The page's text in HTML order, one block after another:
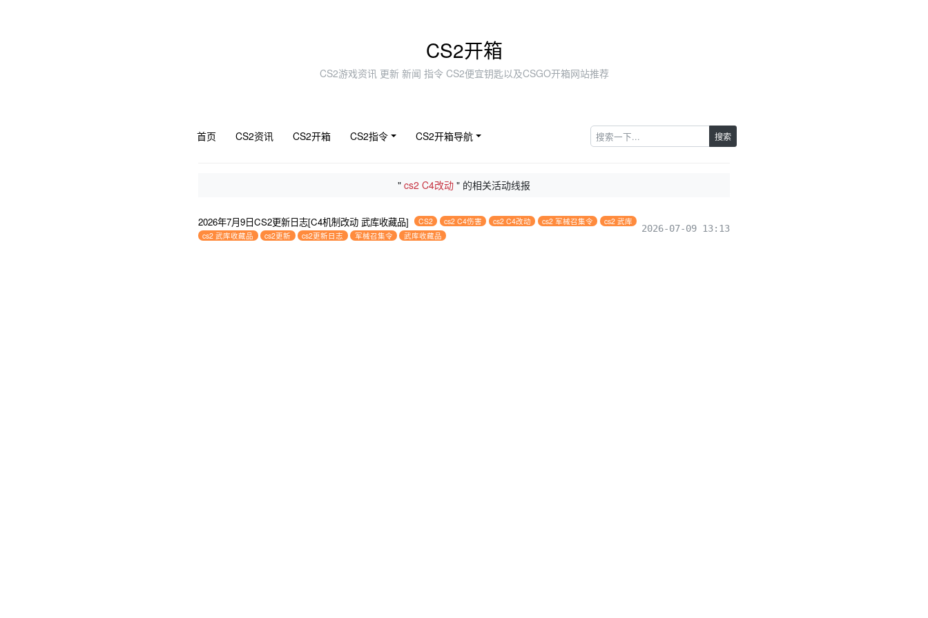
CS2开箱
CS2游戏资讯 更新 新闻 指令 CS2便宜钥匙以及CSGO开箱网站推荐
首页 CS2资讯 CS2开箱 CS2指令 CS2开箱导航 搜索
" cs2 C4改动 " 的相关活动线报
2026年7月9日CS2更新日志[C4机制改动 武库收藏品] CS2 cs2 C4伤害 cs2 C4改动 cs2 军械召集令
cs2 武库
cs2 武库收藏品
cs2更新 cs2更新日志 军械召集令 武库收藏品
2026-07-09 13:13